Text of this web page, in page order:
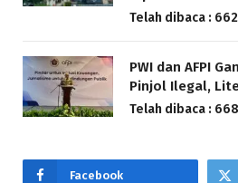
Telah dibaca :
PWI dan AFPI
Pinjol Ilegal,
Telah dibaca :
Facebook